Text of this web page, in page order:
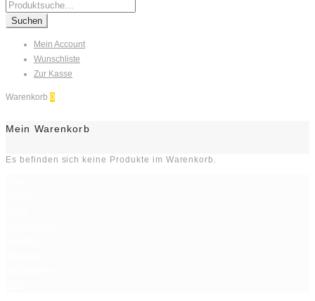
Search
for:
Suchen
Mein Account
Wunschliste
Zur Kasse
Warenkorb 0
Mein Warenkorb
Es befinden sich keine Produkte im Warenkorb.